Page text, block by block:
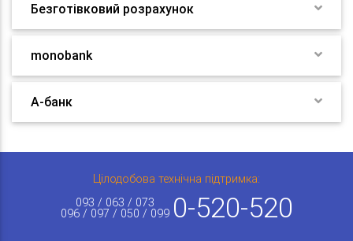
Безготівковий розрахунок
monobank
А-банк
Цілодобова технічна підтримка:
093 / 063 / 073
096 / 097 / 050 / 099 0-520-520